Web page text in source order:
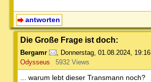
antworten
Die Große Frage ist doch:
Bergamr Donnerstag, 01.08.2024, 19:16
Odysseus
5932 Views
... warum lebt dieser Transmann noch?